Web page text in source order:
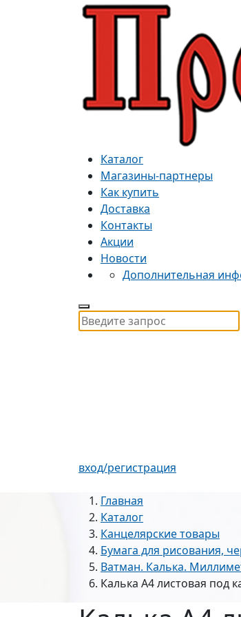
Каталог
Магазины-партнеры
Как купить
Доставка
Контакты
Акции
Новости
Дополнительная
вход/регистрация
Главная
Каталог
Канцелярские товары
Бумага для рисования,
Ватман. Калька.
Калька А4 листовая под